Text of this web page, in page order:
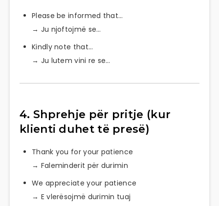
Please be informed that…
→ Ju njoftojmë se…
Kindly note that…
→ Ju lutem vini re se…
4. Shprehje për pritje (kur
klienti duhet të presë)
Thank you for your patience
→ Faleminderit për durimin
We appreciate your patience
→ E vlerësojmë durimin tuaj